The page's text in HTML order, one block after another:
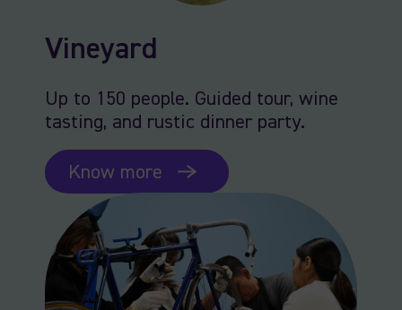
Vineyard
Up to 150 people. Guided tour, wine
tasting, and rustic dinner party.
Know more